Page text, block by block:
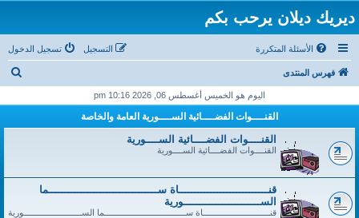
ديريك ديلان يرحب بكم
الأسئلة المتكررة تسجيل الدخول التسجيل
فهرس المنتدى
اليوم هو الخميس أغسطس 06, 2026 10:16 pm
القنــــوات الفضــــائية الســــورية العامة والخاصة
القنــــوات الفضــــائية الســــورية
القنــــوات الفضــــائية الســــورية
قنــــــــــــــــــــــــــــاة ســــــــــــــــــــــــــــــــــما
الســــــــــــــــــــــــورية
قنــــــــــــــــــــــــــــاة ســــــــــــــــــــــــــــــــــما الســــــــــــــــــــــــورية